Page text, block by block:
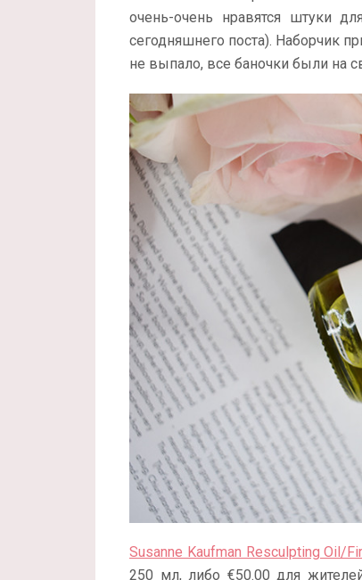
очень-очень нравятся штуки
сегодняшнего поста). Наборчик
не выпало, все баночки были на
Susanne Kaufman Resculpting Oil/
250 мл, либо €50.00 для